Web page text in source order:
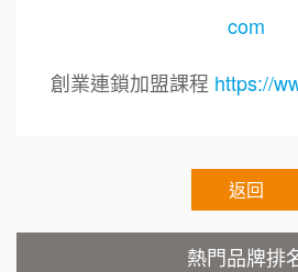
com
創業連鎖加盟課程 https://
返回
熱門品牌排
TEA TOP台灣第一味
Cozy coffee可集咖啡
潮鍋癮
加盟預算